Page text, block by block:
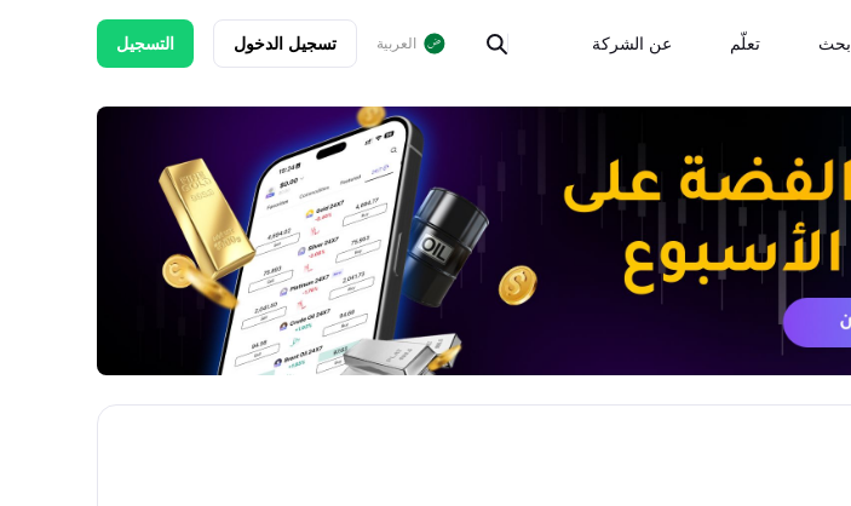
بحث تعلّم عن الشركة العربية تسجيل الدخول التسجيل